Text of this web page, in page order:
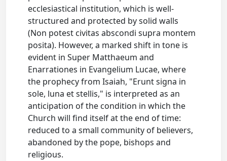
ecclesiastical institution, which is well-
structured and protected by solid walls
(Non potest civitas abscondi supra montem
posita). However, a marked shift in tone is
evident in Super Matthaeum and
Enarrationes in Evangelium Lucae, where
the prophecy from Isaiah, "Erunt signa in
sole, luna et stellis," is interpreted as an
anticipation of the condition in which the
Church will find itself at the end of time:
reduced to a small community of believers,
abandoned by the pope, bishops and
religious.